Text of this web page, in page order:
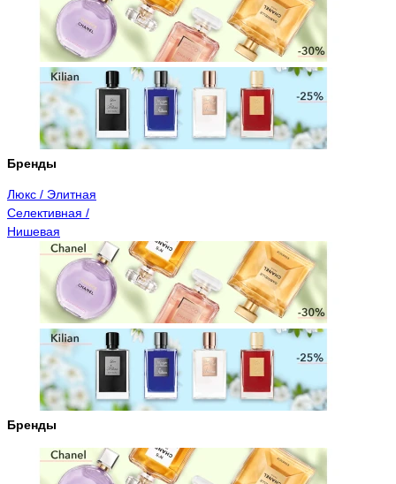
Бренды
Люкс / Элитная
Селективная /
Нишевая
Бренды